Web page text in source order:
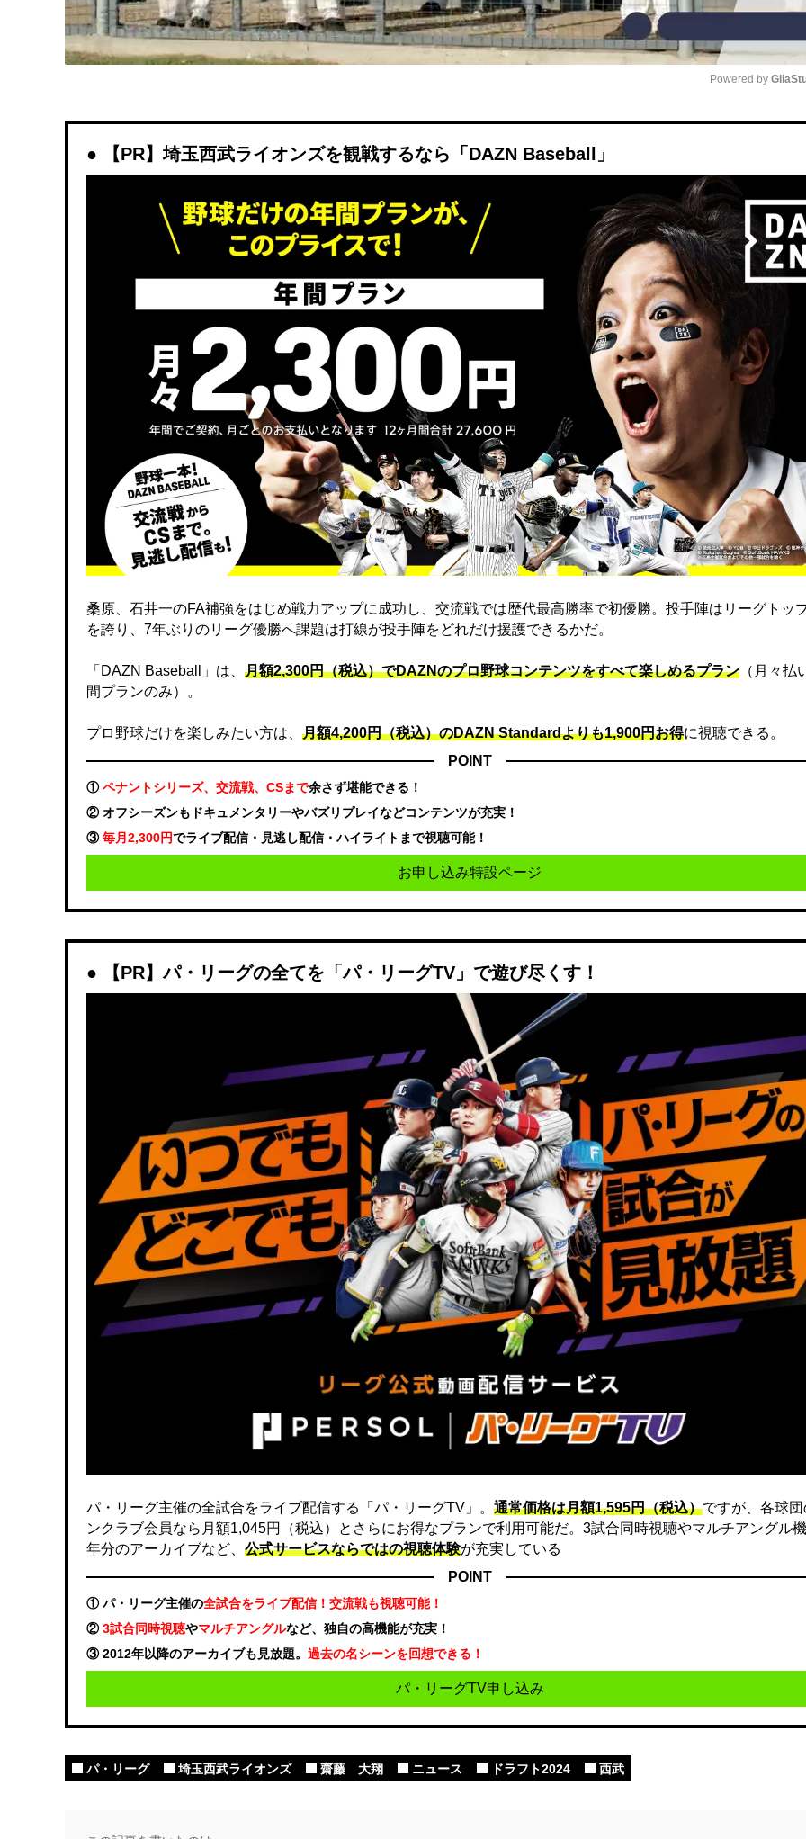
Powered by
【PR】埼玉西武ライオンズを観戦するなら「DAZN Baseball」
桑原、石井一のFA補強をはじめ戦力アップに成功し、交流戦では歴代最高勝率で初優勝。投手陣はリーグトッ
を誇り、7年ぶりのリーグ優勝へ課題は打線が投手陣をどれだけ援護できるかだ。
「DAZN Baseball」は、 月額2,300円（税込）でDAZNのプロ野球コンテンツをすべて楽しめるプラン （月々払
間プランのみ）。
プロ野球だけを楽しみたい方は、 月額4,200円（税込）のDAZN Standard​よりも1,900円お得に視聴できる。
POINT
①ペナントシリーズ、交流戦、CSまで余さず堪能できる！
② オフシーズンもドキュメンタリーやバズリプレイなどコンテンツが充実！
③毎月2,300円でライブ配信・見逃し配信・ハイライトまで視聴可能！
お申し込み特設ページ
【PR】パ・リーグの全てを「パ・リーグTV」で遊び尽くす！
パ・リーグ主催の全試合をライブ配信する「パ・リーグTV」。 通常価格は月額1,595円（税込）ですが、各球
ンクラブ会員なら月額1,045円（税込）とさらにお得なプランで利用可能だ。3試合同時視聴やマルチアングル
年分のアーカイブなど、 公式サービスならではの視聴体験が充実している
POINT
① パ・リーグ主催の全試合をライブ配信！交流戦も視聴可能！
②3試合同時視聴やマルチアングルなど、独自の高機能が充実！
③ 2012年以降のアーカイブも見放題。 過去の名シーンを回想できる！
パ・リーグTV申し込み
パ・リーグ 埼玉西武ライオンズ 齋藤 大翔 ニュース ドラフト2024 西武